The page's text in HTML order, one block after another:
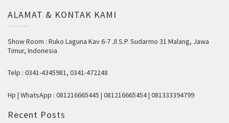
ALAMAT & KONTAK KAMI
Show Room : Ruko Laguna Kav 6-7 Jl S.P. Sudarmo 31 Malang, Jawa
Timur, Indonesia
Telp : 0341-4345981, 0341-472248
Hp | WhatsApp : 081216665445 | 081216665454 | 081333394799
Recent Posts